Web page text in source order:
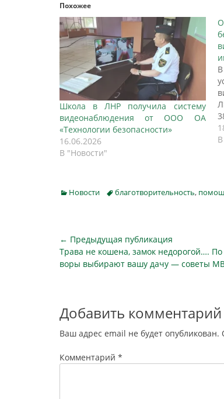
Похожее
Школа в ЛНР получила систему
видеонаблюдения от ООО ОА
«Технологии безопасности»
16.06.2026
В "Новости"
Categories
Новости Tagsблаготворительность,
Навигация
по
← Предыдущая публикация
Предыдущая
публикация
Трава не кошена, замок недорогой….
воры выбирают вашу дачу — советы
Добавить комментарий
Ваш адрес email не будет опубликован.
Комментарий *